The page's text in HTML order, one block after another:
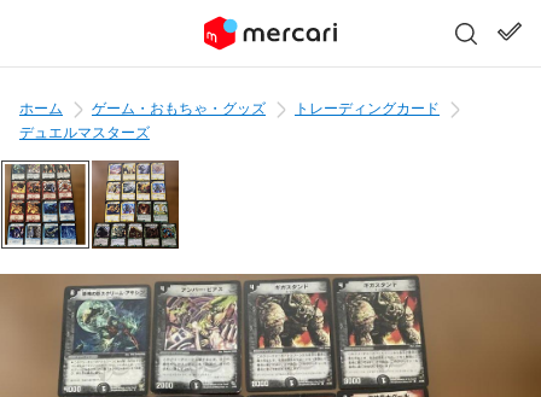
ホーム ゲーム・おもちゃ・グッズ
トレーディングカード
デュエルマスターズ